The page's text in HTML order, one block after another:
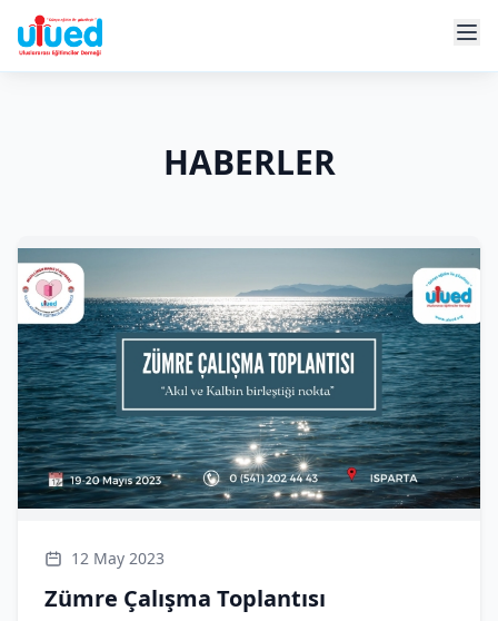
HABERLER
12 May 2023
Zümre Çalışma Toplantısı